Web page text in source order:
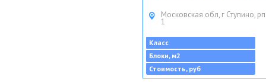
Московская обл, г Ступино,
1
Класс
Блоки, м2
Стоимость, руб